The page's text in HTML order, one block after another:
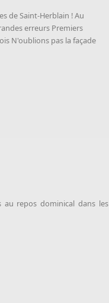
de Saint-Herblain ! Au
erreurs Premiers
N'oublions pas la façade
repos dominical dans les